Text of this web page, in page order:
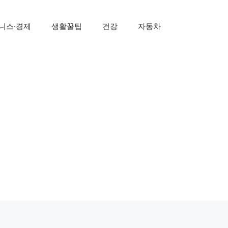
스·경제 생활꿀팁 건강 자동차